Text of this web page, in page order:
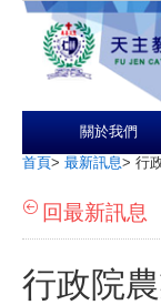
關於我們
首頁> 最新訊息> 行
回最新訊息
行政院